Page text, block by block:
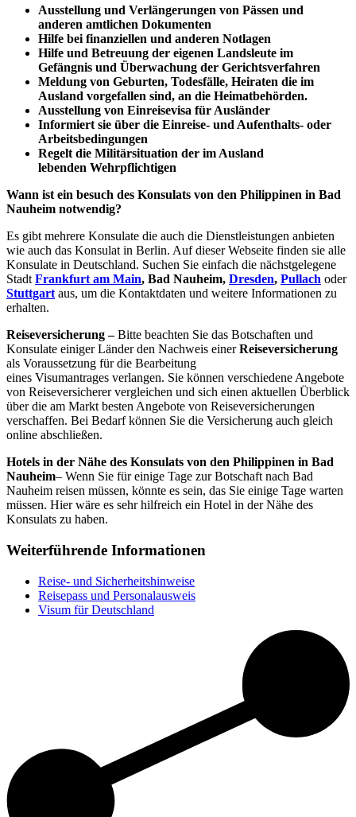
Ausstellung und Verlängerungen von Pässen und
anderen amtlichen Dokumenten
Hilfe bei finanziellen und anderen Notlagen
Hilfe und Betreuung der eigenen Landsleute im
Gefängnis und Überwachung der Gerichtsverfahren
Meldung von Geburten, Todesfälle, Heiraten die im
Ausland vorgefallen sind, an die Heimatbehörden.
Ausstellung von Einreisevisa für Ausländer
Informiert sie über die Einreise- und Aufenthalts- oder
Arbeitsbedingungen
Regelt die Militärsituation der im Ausland
lebenden Wehrpflichtigen
Wann ist ein besuch des Konsulats von den Philippinen in Bad
Nauheim notwendig?
Es gibt mehrere Konsulate die auch die Dienstleistungen anbieten
wie auch das Konsulat in Berlin. Auf dieser Webseite finden sie alle
Konsulate in Deutschland. Suchen Sie einfach die nächstgelegene
Stadt Frankfurt am Main, Bad Nauheim, Dresden, Pullach oder
Stuttgartaus, um die Kontaktdaten und weitere Informationen zu
erhalten.
Reiseversicherung –Bitte beachten Sie das Botschaften und
Konsulate einiger Länder den Nachweis einerReiseversicherung
als Voraussetzung für die Bearbeitung
eines Visumantrages verlangen. Sie können verschiedene Angebote
von Reiseversicherer vergleichen und sich einen aktuellen Überblick
über die am Markt besten Angebote von Reiseversicherungen
verschaffen. Bei Bedarf können Sie die Versicherung auch gleich
online abschließen.
Hotels in der Nähe des Konsulats von den Philippinen in Bad
Nauheim– Wenn Sie für einige Tage zur Botschaft nach Bad
Nauheim reisen müssen, könnte es sein, das Sie einige Tage warten
müssen. Hier wäre es sehr hilfreich ein Hotel in der Nähe des
Konsulats zu haben.
Weiterführende Informationen
Reise- und Sicherheitshinweise
Reisepass und Personalausweis
Visum für Deutschland